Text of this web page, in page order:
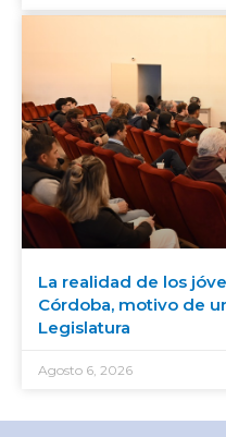
La realidad de los
Córdoba, motivo de
Legislatura
Agosto 6, 2026